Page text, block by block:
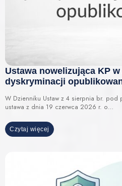
Ustawa nowelizująca KP
dyskryminacji
W Dzienniku Ustaw z 4 sierpnia br.
ustawa z dnia 19 czerwca 2026 r. o…
Czytaj więcej